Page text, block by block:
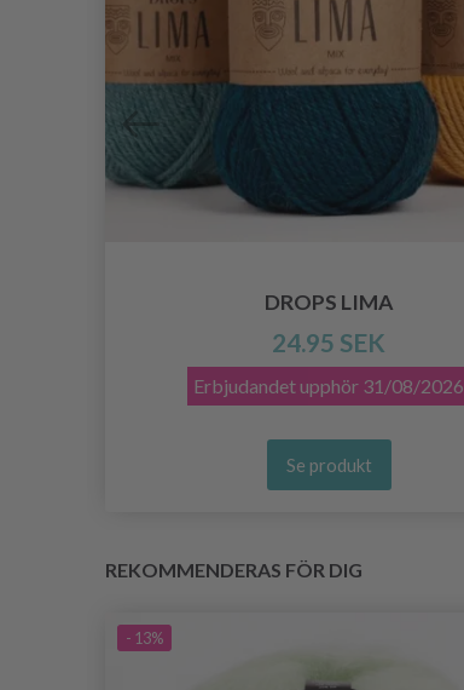
DROPS LIMA
24.95 SEK
Erbjudandet upphör 31/08/2026
Se produkt
REKOMMENDERAS FÖR DIG
- 13%